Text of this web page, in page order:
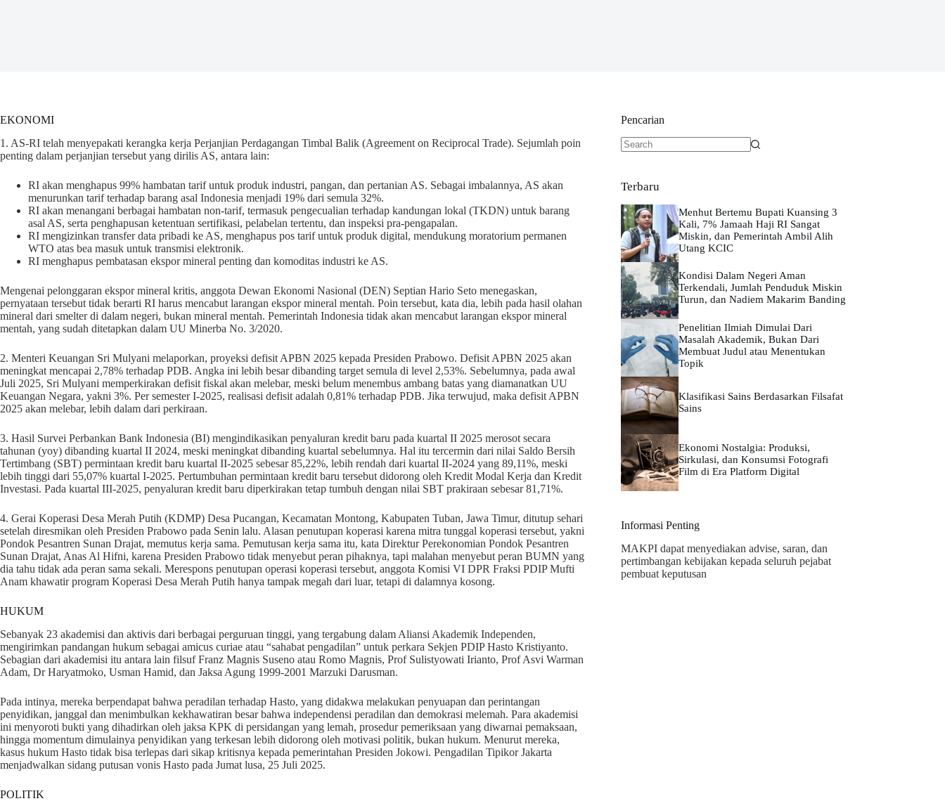
EKONOMI
1. AS-RI telah menyepakati kerangka kerja Perjanjian Perdagangan Timbal Balik (Agreement on Reciprocal Trade). Sejumlah poin
penting dalam perjanjian tersebut yang dirilis AS, antara lain:
RI akan menghapus 99% hambatan tarif untuk produk industri, pangan, dan pertanian AS. Sebagai imbalannya, AS akan
menurunkan tarif terhadap barang asal Indonesia menjadi 19% dari semula 32%.
RI akan menangani berbagai hambatan non-tarif, termasuk pengecualian terhadap kandungan lokal (TKDN) untuk barang
asal AS, serta penghapusan ketentuan sertifikasi, pelabelan tertentu, dan inspeksi pra-pengapalan.
RI mengizinkan transfer data pribadi ke AS, menghapus pos tarif untuk produk digital, mendukung moratorium permanen
WTO atas bea masuk untuk transmisi elektronik.
RI menghapus pembatasan ekspor mineral penting dan komoditas industri ke AS.
Mengenai pelonggaran ekspor mineral kritis, anggota Dewan Ekonomi Nasional (DEN) Septian Hario Seto menegaskan,
pernyataan tersebut tidak berarti RI harus mencabut larangan ekspor mineral mentah. Poin tersebut, kata dia, lebih pada hasil olahan
mineral dari smelter di dalam negeri, bukan mineral mentah. Pemerintah Indonesia tidak akan mencabut larangan ekspor mineral
mentah, yang sudah ditetapkan dalam UU Minerba No. 3/2020.
2. Menteri Keuangan Sri Mulyani melaporkan, proyeksi defisit APBN 2025 kepada Presiden Prabowo. Defisit APBN 2025 akan
meningkat mencapai 2,78% terhadap PDB. Angka ini lebih besar dibanding target semula di level 2,53%. Sebelumnya, pada awal
Juli 2025, Sri Mulyani memperkirakan defisit fiskal akan melebar, meski belum menembus ambang batas yang diamanatkan UU
Keuangan Negara, yakni 3%. Per semester I-2025, realisasi defisit adalah 0,81% terhadap PDB. Jika terwujud, maka defisit APBN
2025 akan melebar, lebih dalam dari perkiraan.
3. Hasil Survei Perbankan Bank Indonesia (BI) mengindikasikan penyaluran kredit baru pada kuartal II 2025 merosot secara
tahunan (yoy) dibanding kuartal II 2024, meski meningkat dibanding kuartal sebelumnya. Hal itu tercermin dari nilai Saldo Bersih
Tertimbang (SBT) permintaan kredit baru kuartal II-2025 sebesar 85,22%, lebih rendah dari kuartal II-2024 yang 89,11%, meski
lebih tinggi dari 55,07% kuartal I-2025. Pertumbuhan permintaan kredit baru tersebut didorong oleh Kredit Modal Kerja dan Kredit
Investasi. Pada kuartal III-2025, penyaluran kredit baru diperkirakan tetap tumbuh dengan nilai SBT prakiraan sebesar 81,71%.
4. Gerai Koperasi Desa Merah Putih (KDMP) Desa Pucangan, Kecamatan Montong, Kabupaten Tuban, Jawa Timur, ditutup sehari
setelah diresmikan oleh Presiden Prabowo pada Senin lalu. Alasan penutupan koperasi karena mitra tunggal koperasi tersebut, yakni
Pondok Pesantren Sunan Drajat, memutus kerja sama. Pemutusan kerja sama itu, kata Direktur Perekonomian Pondok Pesantren
Sunan Drajat, Anas Al Hifni, karena Presiden Prabowo tidak menyebut peran pihaknya, tapi malahan menyebut peran BUMN yang
dia tahu tidak ada peran sama sekali. Merespons penutupan operasi koperasi tersebut, anggota Komisi VI DPR Fraksi PDIP Mufti
Anam khawatir program Koperasi Desa Merah Putih hanya tampak megah dari luar, tetapi di dalamnya kosong.
HUKUM
Sebanyak 23 akademisi dan aktivis dari berbagai perguruan tinggi, yang tergabung dalam Aliansi Akademik Independen,
mengirimkan pandangan hukum sebagai amicus curiae atau “sahabat pengadilan” untuk perkara Sekjen PDIP Hasto Kristiyanto.
Sebagian dari akademisi itu antara lain filsuf Franz Magnis Suseno atau Romo Magnis, Prof Sulistyowati Irianto, Prof Asvi Warman
Adam, Dr Haryatmoko, Usman Hamid, dan Jaksa Agung 1999-2001 Marzuki Darusman.
Pada intinya, mereka berpendapat bahwa peradilan terhadap Hasto, yang didakwa melakukan penyuapan dan perintangan
penyidikan, janggal dan menimbulkan kekhawatiran besar bahwa independensi peradilan dan demokrasi melemah. Para akademisi
ini menyoroti bukti yang dihadirkan oleh jaksa KPK di persidangan yang lemah, prosedur pemeriksaan yang diwarnai pemaksaan,
hingga momentum dimulainya penyidikan yang terkesan lebih didorong oleh motivasi politik, bukan hukum. Menurut mereka,
kasus hukum Hasto tidak bisa terlepas dari sikap kritisnya kepada pemerintahan Presiden Jokowi. Pengadilan Tipikor Jakarta
menjadwalkan sidang putusan vonis Hasto pada Jumat lusa, 25 Juli 2025.
POLITIK
Pencarian
Terbaru
Menhut Bertemu Bupati Kuansing 3
Kali, 7% Jamaah Haji RI Sangat
Miskin, dan Pemerintah Ambil Alih
Utang KCIC
Kondisi Dalam Negeri Aman
Terkendali, Jumlah Penduduk Miskin
Turun, dan Nadiem Makarim Banding
Penelitian Ilmiah Dimulai Dari
Masalah Akademik, Bukan Dari
Membuat Judul atau Menentukan
Topik
Klasifikasi Sains Berdasarkan Filsafat
Sains
Ekonomi Nostalgia: Produksi,
Sirkulasi, dan Konsumsi Fotografi
Film di Era Platform Digital
Informasi Penting
MAKPI dapat menyediakan advise, saran, dan
pertimbangan kebijakan kepada seluruh pejabat
pembuat keputusan